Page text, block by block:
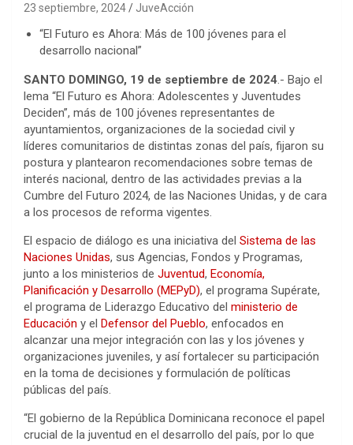
23 septiembre, 2024 JuveAcción
“El Futuro es Ahora: Más de 100 jóvenes para el
desarrollo nacional”
SANTO DOMINGO, 19 de septiembre de 2024 .- Bajo el
lema “El Futuro es Ahora: Adolescentes y Juventudes
Deciden”, más de 100 jóvenes representantes de
ayuntamientos, organizaciones de la sociedad civil y
líderes comunitarios de distintas zonas del país, fijaron su
postura y plantearon recomendaciones sobre temas de
interés nacional, dentro de las actividades previas a la
Cumbre del Futuro 2024, de las Naciones Unidas, y de cara
a los procesos de reforma vigentes.
El espacio de diálogo es una iniciativa del Sistema de las
Naciones Unidas, sus Agencias, Fondos y Programas,
junto a los ministerios de Juventud, Economía,
Planificación y Desarrollo (MEPyD), el programa Supérate,
el programa de Liderazgo Educativo del ministerio de
Educación y el Defensor del Pueblo, enfocados en
alcanzar una mejor integración con las y los jóvenes y
organizaciones juveniles, y así fortalecer su participación
en la toma de decisiones y formulación de políticas
públicas del país.
“El gobierno de la República Dominicana reconoce el papel
crucial de la juventud en el desarrollo del país, por lo que